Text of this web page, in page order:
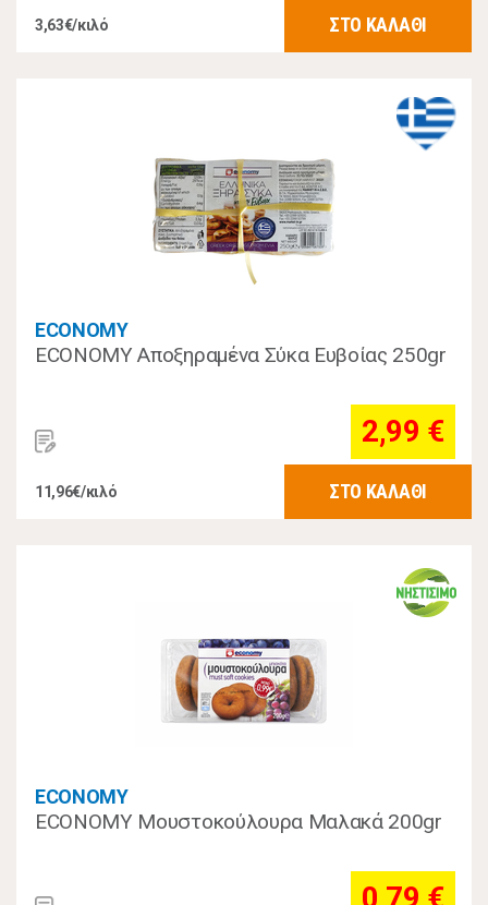
3,63€/κιλό ΣΤΟ ΚΑΛΑΘΙ
ECONOMY
ECONOMY Αποξηραμένα Σύκα Ευβοίας 250gr
2,99 €
11,96€/κιλό ΣΤΟ ΚΑΛΑΘΙ
ECONOMY
ECONOMY Μουστοκούλουρα Mαλακά 200gr